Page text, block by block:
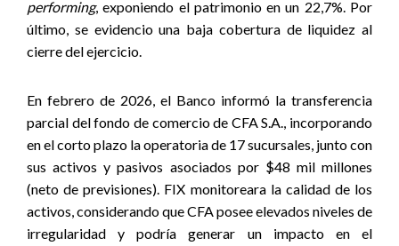
performing, exponiendo el patrimonio en un 22,7%. Por
último, se evidencio una baja cobertura de liquidez al
cierre del ejercicio.
En febrero de 2026, el Banco informó la transferencia
parcial del fondo de comercio de CFA S.A., incorporando
en el corto plazo la operatoria de 17 sucursales, junto con
sus activos y pasivos asociados por $48 mil millones
(neto de previsiones). FIX monitoreara la calidad de los
activos, considerando que CFA posee elevados niveles de
irregularidad y podría generar un impacto en el